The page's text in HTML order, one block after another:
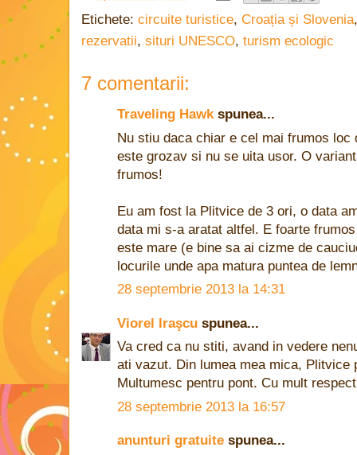
Etichete: circuite turistice, Croația și Slovenia
rezervatii, situri UNESCO, turism ecologic
7 comentarii:
Traveling Hawkspunea...
Nu stiu daca chiar e cel mai frumos loc
este grozav si nu se uita usor. O
frumos!
Eu am fost la Plitvice de 3 ori, o data
data mi s-a aratat altfel. E foarte
este mare (e bine sa ai cizme de
locurile unde apa matura puntea de
28 septembrie 2013 la 14:31
Viorel Iraşcu spunea...
Va cred ca nu stiti, avand in vedere
ati vazut. Din lumea mea mica, Plitvice
Multumesc pentru pont. Cu mult
28 septembrie 2013 la 16:57
anunturi gratuite spunea...